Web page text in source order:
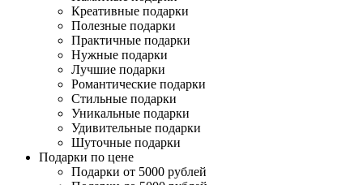
Креативные подарки
Полезные подарки
Практичные подарки
Нужные подарки
Лучшие подарки
Романтические подарки
Стильные подарки
Уникальные подарки
Удивительные подарки
Шуточные подарки
Подарки по цене
Подарки от 5000 рублей